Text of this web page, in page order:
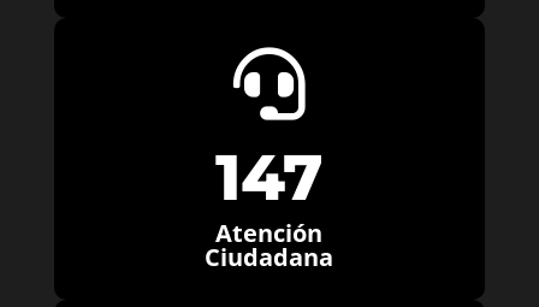

147
Atención
Ciudadana